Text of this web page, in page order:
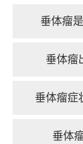
垂体瘤
垂体瘤
垂体瘤症
垂体